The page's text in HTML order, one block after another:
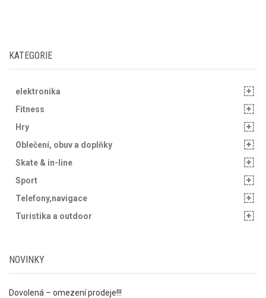
KATEGORIE
elektronika
Fitness
Hry
Oblečení, obuv a doplňky
Skate & in-line
Sport
Telefony,navigace
Turistika a outdoor
NOVINKY
Dovolená – omezení prodeje!!!